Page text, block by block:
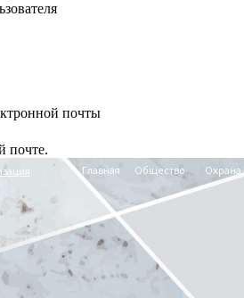
почты
почте.
Главная Общество Охрана